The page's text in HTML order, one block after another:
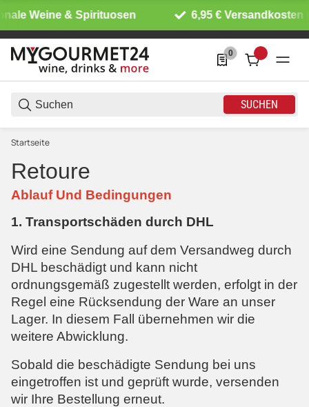
Weine & Spirituosen 6,95 € Versandkosten
SUCHEN
0
0 Produkte in der
Startseite
Retoure
Ablauf Und Bedingungen
1. Transportschäden durch DHL
Wird eine Sendung auf dem Versandweg durch
DHL beschädigt und kann nicht
ordnungsgemäß zugestellt werden, erfolgt in der
Regel eine Rücksendung der Ware an unser
Lager. In diesem Fall übernehmen wir die
weitere Abwicklung.
Sobald die beschädigte Sendung bei uns
eingetroffen ist und geprüft wurde, versenden
wir Ihre Bestellung erneut.